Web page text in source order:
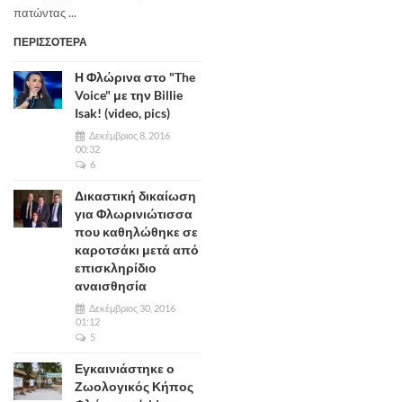
πατώντας ...
ΠΕΡΙΣΣΟΤΕΡΑ
Η Φλώρινα στο "The
Voice" με την Billie
Isak! (video, pics)
Δεκέμβριος 8, 2016
00:32
6
Δικαστική δικαίωση
για Φλωρινιώτισσα
που καθηλώθηκε σε
καροτσάκι μετά από
επισκληρίδιο
αναισθησία
Δεκέμβριος 30, 2016
01:12
5
Εγκαινιάστηκε ο
Ζωολογικός Κήπος